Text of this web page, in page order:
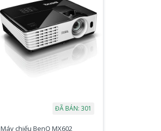
ĐÃ BÁN: 301
Máy chiếu BenQ MX602